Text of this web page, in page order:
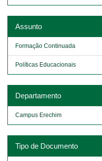
Assunto
Formação Continuada
Políticas Educacionais
Departamento
Campus Erechim
Tipo de Documento